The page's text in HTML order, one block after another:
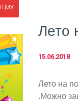
Лето
15.06.2018
Лето на
.Можно